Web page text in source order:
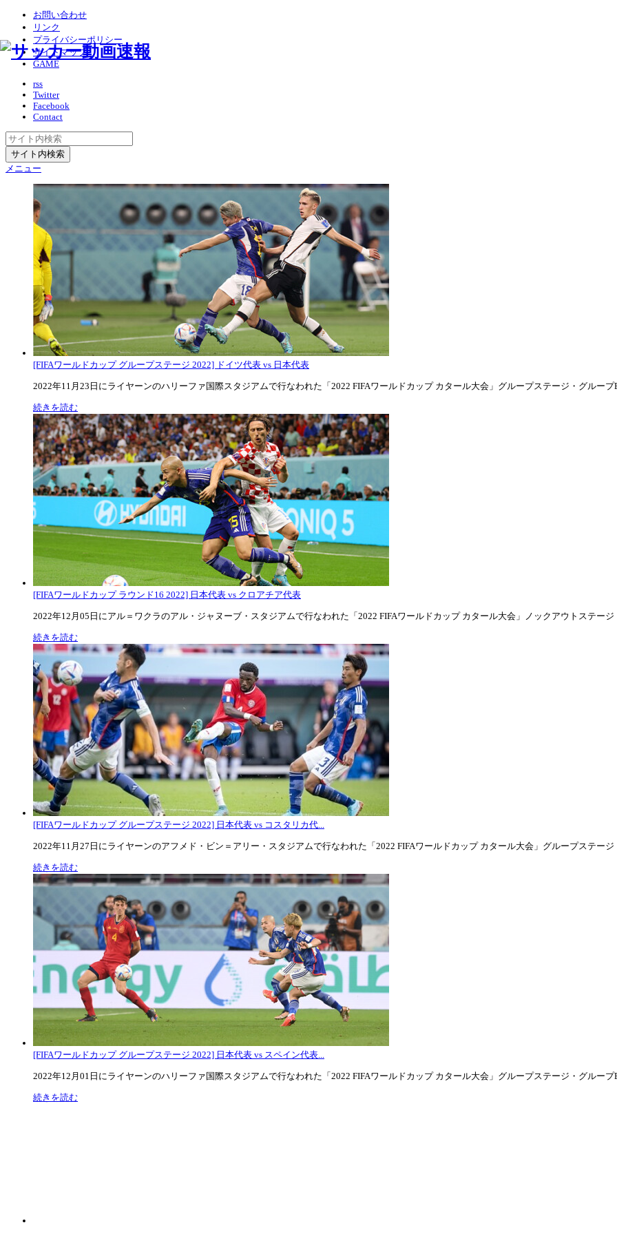
お問い合わせ
リンク
プライバシーポリシー
サイトマップ
GAME
rss
Twitter
Facebook
Contact
メニュー
[FIFAワールドカップ グループステージ 2022] ドイツ代表 vs 日本代表
2022年11月23日にライヤーンのハリーファ国際スタジアムで行なわれた「2022 FIFAワールドカップ カタール大会」グループステージ・グループ
続きを読む
[FIFAワールドカップ ラウンド16 2022] 日本代表 vs クロアチア代表
2022年12月05日にアル＝ワクラのアル・ジャヌーブ・スタジアムで行なわれた「2022 FIFAワールドカップ カタール大会」ノックアウトステージ
続きを読む
[FIFAワールドカップ グループステージ 2022] 日本代表 vs コスタリカ代...
2022年11月27日にライヤーンのアフメド・ビン＝アリー・スタジアムで行なわれた「2022 FIFAワールドカップ カタール大会」グループステージ
続きを読む
[FIFAワールドカップ グループステージ 2022] 日本代表 vs スペイン代表...
2022年12月01日にライヤーンのハリーファ国際スタジアムで行なわれた「2022 FIFAワールドカップ カタール大会」グループステージ・グループ
続きを読む